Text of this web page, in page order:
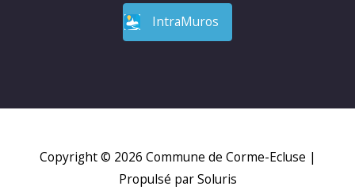
IntraMuros
Copyright © 2026 Commune de Corme-Ecluse |
Propulsé par Soluris